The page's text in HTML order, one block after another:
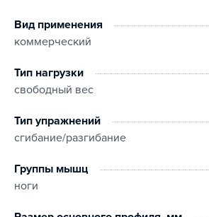
Вид применения
коммерческий
Тип нагрузки
свободный вес
Тип упражнений
сгибание/разгибание
Группы мышц
ноги